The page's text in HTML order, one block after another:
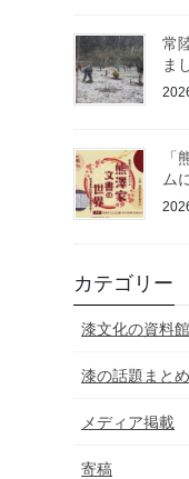
常
ま
「
ム
カテゴリー
漆文化の資料館
漆の話題まとめ
メディア掲載
寄稿